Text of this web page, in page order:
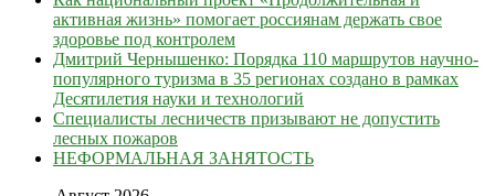
активная жизнь» помогает россиянам держать свое
здоровье под контролем
Дмитрий Чернышенко: Порядка 110 маршрутов научно-
популярного туризма в 35 регионах создано в рамках
Десятилетия науки и технологий
Специалисты лесничеств призывают не допустить
лесных пожаров
НЕФОРМАЛЬНАЯ ЗАНЯТОСТЬ